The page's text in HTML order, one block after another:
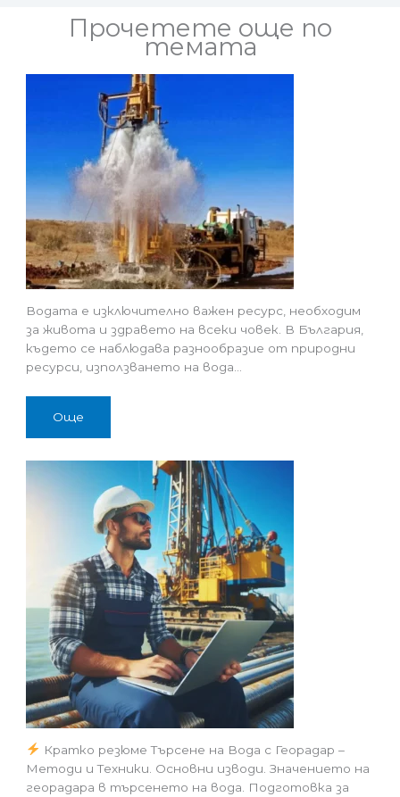
Прочетете още по
темата
Водата е изключително важен ресурс, необходим
за живота и здравето на всеки човек. В България,
където се наблюдава разнообразие от природни
ресурси, използването на вода…
Още
Кратко резюме Търсене на Вода с Георадар –
Методи и Техники. Основни изводи. Значението на
георадара в търсенето на вода. Подготовка за